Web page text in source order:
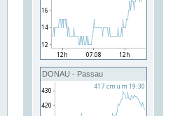
DONAU - Passau